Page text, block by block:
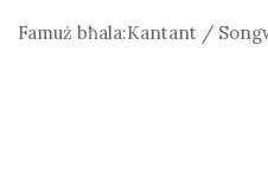
Famuż bħala:Kantant /